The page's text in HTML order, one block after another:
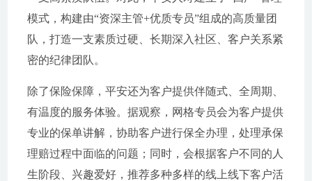
模式，构建由“资深主管+优质专员”组成的高质量团
队，打造一支素质过硬、长期深入社区、客户关系紧
密的纪律团队。
除了保险保障，平安还为客户提供伴随式、全周期、
有温度的服务体验。据观察，网格专员会为客户提供
专业的保单讲解，协助客户进行保全办理，处理承保
理赔过程中面临的问题；同时，会根据客户不同的人
生阶段、兴趣爱好，推荐多种多样的线上线下客户活